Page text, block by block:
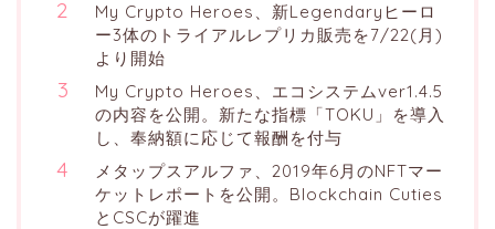
My Crypto Heroes、新Legendaryヒーロ
ー3体のトライアルレプリカ販売を7/22(月)
より開始
My Crypto Heroes、エコシステムver1.4.5
の内容を公開。新たな指標「TOKU」を導入
し、奉納額に応じて報酬を付与
メタップスアルファ、2019年6月のNFTマー
ケットレポートを公開。Blockchain Cuties
とCSCが躍進